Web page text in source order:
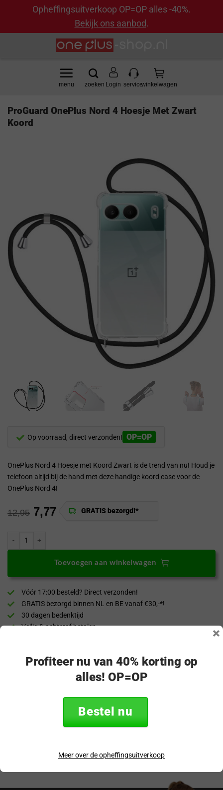
Opheffingsuitverkoop OP=OP alles -40%.
Bekijk ons aanbod.
Login
ProGuard OnePlus Nord 4 Hoesje Met Zwart
Koord
Op voorraad, direct verzonden! OP=OP
OnePlus Nord 4 Hoesje met Koord Zwart is de trend van nu! Houd je
telefoon altijd bij de hand met deze handige koord case voor de
OnePlus Nord 4!
GRATIS bezorgd!*
12,95 7,77
Toevoegen aan winkelwagen
Vóór 17:00 besteld? Direct verzonden!
GRATIS bezorgd binnen NL en BE vanaf €30,-*!
30 dagen bedenktijd
Veilig & achteraf betalen
Productomschrijving
Verzending & retourneren
Profiteer nu van 40% korting op
alles! OP=OP
Bestel nu
Meer over de opheffingsuitverkoop
×